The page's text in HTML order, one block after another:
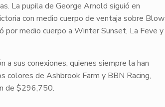
La pupila de George Arnold siguió en
con medio cuerpo de ventaja sobre Blow
por medio cuerpo a Winter Sunset, La Feve y
a sus conexiones, quienes siempre la han
colores de Ashbrook Farm y BBN Racing,
de $296,750.